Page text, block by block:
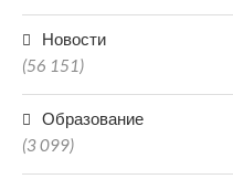
Новости
(56 151)
Образование
(3 099)